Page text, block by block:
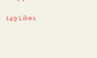
149 Likes